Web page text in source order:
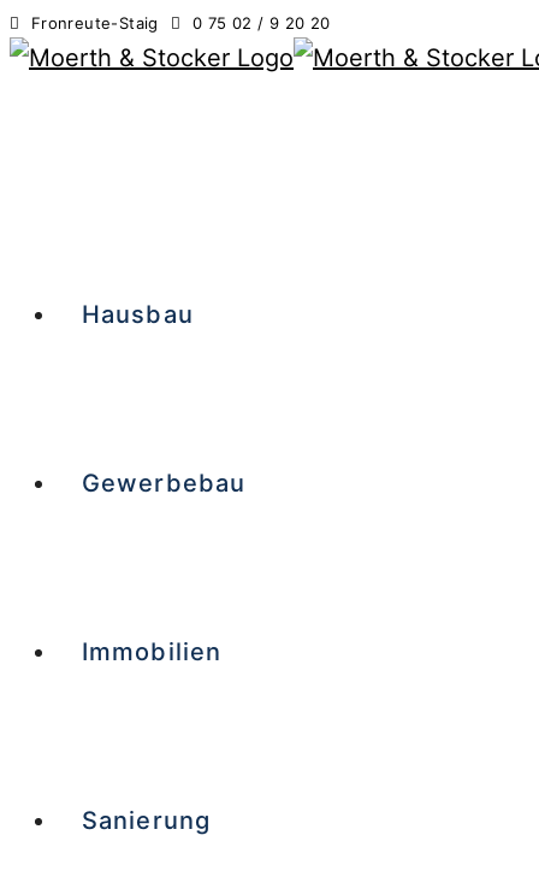
Fronreute-Staig 0 75 02 / 9 20 20
Hausbau
Gewerbebau
Immobilien
Sanierung